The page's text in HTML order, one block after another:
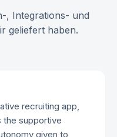
, Integrations- und
geliefert haben.
recruiting app,
the supportive
given to